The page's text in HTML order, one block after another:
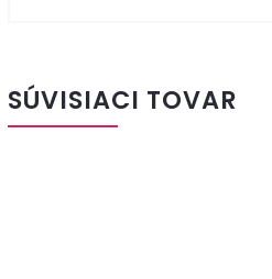
SÚVISIACI TOVAR